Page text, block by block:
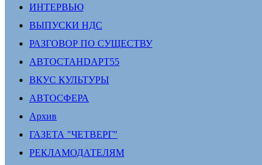
ИНТЕРВЬЮ
ВЫПУСКИ НДС
РАЗГОВОР ПО СУЩЕСТВУ
АВТОСТАНDАРТ55
ВКУС КУЛЬТУРЫ
АВТОСФЕРА
Архив
ГАЗЕТА "ЧЕТВЕРГ"
РЕКЛАМОДАТЕЛЯМ